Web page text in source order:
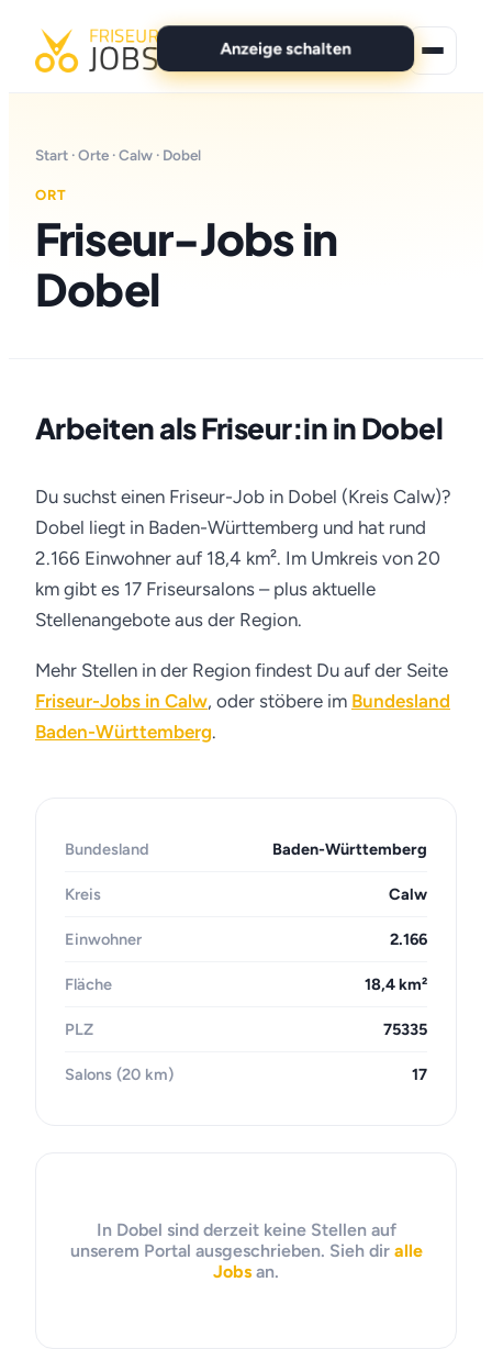
Anzeige schalten
Für Bewerber
Marken
Start ·Orte ·Calw · Dobel
ORT
Friseur-Jobs in
Dobel
Arbeiten als Friseur:in in Dobel
Du suchst einen Friseur-Job in Dobel (Kreis Calw)?
Dobel liegt in Baden-Württemberg und hat rund
2.166 Einwohner auf 18,4 km². Im Umkreis von 20
km gibt es 17 Friseursalons – plus aktuelle
Stellenangebote aus der Region.
Mehr Stellen in der Region findest Du auf der Seite
Friseur-Jobs in Calw, oder stöbere im Bundesland
Baden-Württemberg.
Bundesland Baden-Württemberg
Kreis Calw
Einwohner 2.166
Fläche 18,4 km²
PLZ 75335
Salons (20 km) 17
In Dobel sind derzeit keine Stellen auf
unserem Portal ausgeschrieben. Sieh dir alle
Jobs an.